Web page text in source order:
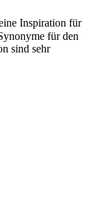
Inspiration für
für den
sind sehr